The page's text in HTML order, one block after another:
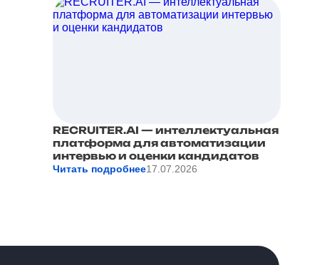
RECRUITER.AI — интеллектуальная
платформа для автоматизации
интервью и оценки кандидатов
Читать подробнее17.07.2026